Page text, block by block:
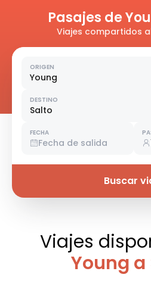
Pasajes de
Viajes compartidos
ORIGEN
Young
DESTINO
Salto
FECHA
Fecha de salida
Buscar
Viajes
Young a